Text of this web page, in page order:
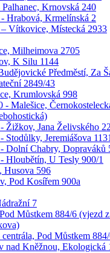
Palhanec, Krnovská 240
Hrabová, Krmelínská 2
– Vítkovice, Místecká 2933
Milheimova 2705
K Silu 1144
Předměstí, Za
2849/43
Krumlovská 998
- Malešice,
Žižkov, Jana Želivského
Stodůlky, Jeremiášova
- Dolní Chabry, Dopraváků
Hloubětín, U Tesly 900/1
Husova 596
Pod Kosířem 900a
7
Můstkem 884/6 (vjezd
Pod Můstkem
nad Kněžnou, Ekologická